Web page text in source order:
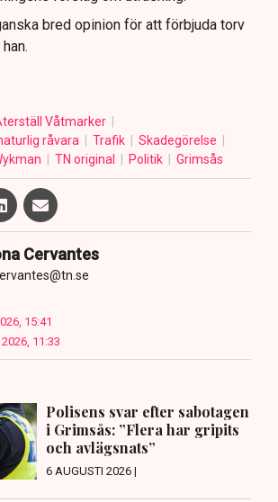
bred opinion för att förbjuda torv
Våtmarker
råvara
Trafik
Skadegörelse
TN original Politik Grimsås
Cervantes
15:41
11:33
Polisens svar efter sabotagen
i Grimsås: ”Flera har gripits
och avlägsnats”
6 AUGUSTI 2026 |